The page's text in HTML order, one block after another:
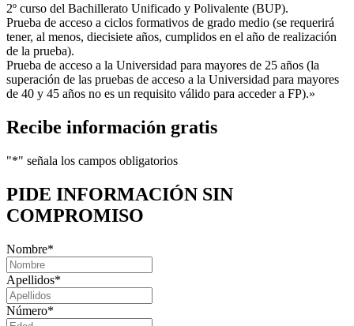
2º curso del Bachillerato Unificado y Polivalente (BUP).
Prueba de acceso a ciclos formativos de grado medio (se requerirá
tener, al menos, diecisiete años, cumplidos en el año de realización
de la prueba).
Prueba de acceso a la Universidad para mayores de 25 años (la
superación de las pruebas de acceso a la Universidad para mayores
de 40 y 45 años no es un requisito válido para acceder a FP).»
Recibe información gratis
"*" señala los campos obligatorios
PIDE INFORMACIÓN SIN
COMPROMISO
Nombre*
Apellidos*
Número*